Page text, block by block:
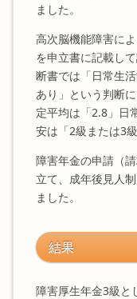
ました。
高次脳機能障害に
を申立書に記載し
断書では「日常生
あり」という判断
定平均は「2.8」日
安は「2級または3級
障害年金の申請（
立て、成年後見人
ました。
結果
障害厚生年金3級と